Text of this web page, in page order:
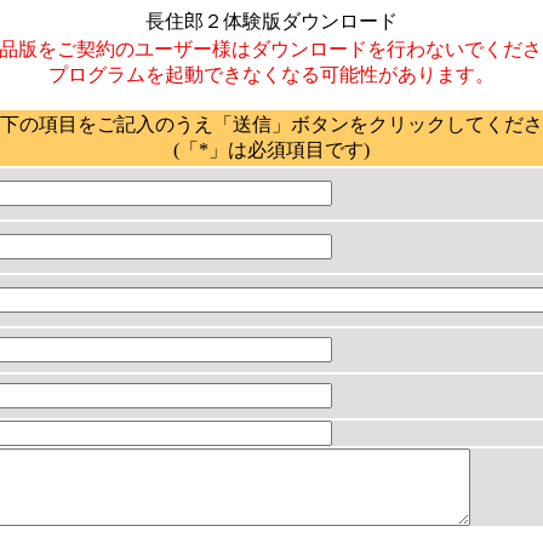
長住郎２体験版ダウンロード
版をご契約のユーザー様はダウンロードを行わないでくだ
プログラムを起動できなくなる可能性があります。
の項目をご記入のうえ「送信」ボタンをクリックしてくだ
(「*」は必須項目です)